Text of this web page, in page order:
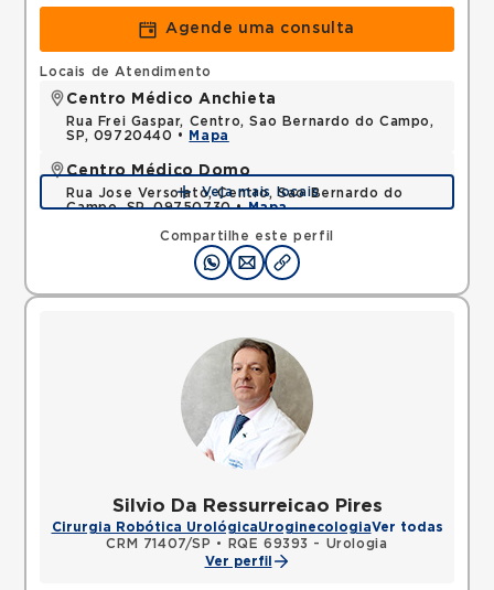
Agende uma consulta
Compartilhe este perfil
Locais de Atendimento
Centro Médico Anchieta
Rua Frei Gaspar, Centro, Sao Bernardo do Campo,
SP, 09720440 •
Mapa
Centro Médico Domo
Rua Jose Versolato, Centro, Sao Bernardo do
Campo, SP, 09750730 •Mapa
Veja mais locais
Silvio Da Ressurreicao Pires
Cirurgia Robótica UrológicaUroginecologiaVer todas
CRM 71407/SP •
RQE 69393 - Urologia
Ver perfil